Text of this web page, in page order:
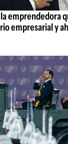
emprendedora
empresarial y